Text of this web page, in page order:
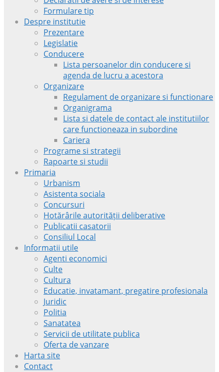
Formulare tip
Despre institutie
Prezentare
Legislatie
Conducere
Lista persoanelor din conducere si
agenda de lucru a acestora
Organizare
Regulament de organizare si functionare
Organigrama
Lista si datele de contact ale institutiilor
care functioneaza in subordine
Cariera
Programe si strategii
Rapoarte si studii
Primaria
Urbanism
Asistenta sociala
Concursuri
Hotărârile autorității deliberative
Publicatii casatorii
Consiliul Local
Informatii utile
Agenti economici
Culte
Cultura
Educatie, invatamant, pregatire profesionala
Juridic
Politia
Sanatatea
Servicii de utilitate publica
Oferta de vanzare
Harta site
Contact